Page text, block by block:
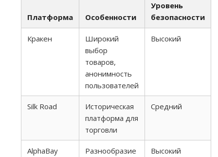
Платформа Особенности
Уровень
безопасности
Кракен
Широкий
выбор
товаров,
анонимность
пользователей
Высокий
Silk Road
Историческая
платформа для
торговли
Средний
AlphaBay
Разнообразие
Высокий